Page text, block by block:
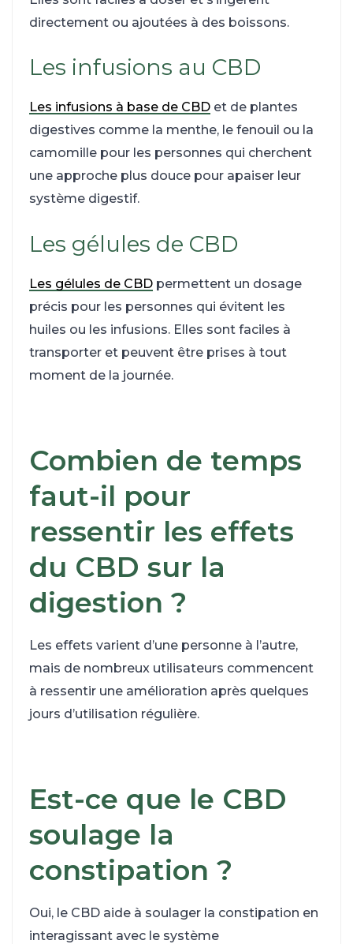
directement ou ajoutées à des boissons.
Les infusions au CBD
Les infusions à base de CBDet de plantes
digestives comme la menthe, le fenouil ou la
camomille pour les personnes qui cherchent
une approche plus douce pour apaiser leur
système digestif.
Les gélules de CBD
Les gélules de CBDpermettent un dosage
précis pour les personnes qui évitent les
huiles ou les infusions. Elles sont faciles à
transporter et peuvent être prises à tout
moment de la journée.
Combien de temps
faut-il pour
ressentir les effets
du CBD sur la
digestion ?
Les effets varient d’une personne à l’autre,
mais de nombreux utilisateurs commencent
à ressentir une amélioration après quelques
jours d’utilisation régulière.
Est-ce que le CBD
soulage la
constipation ?
Oui, le CBD aide à soulager la constipation en
interagissant avec le système